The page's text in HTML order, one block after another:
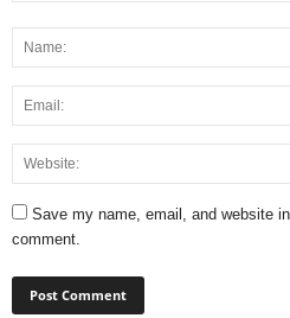
Save my name, email, and website
comment.